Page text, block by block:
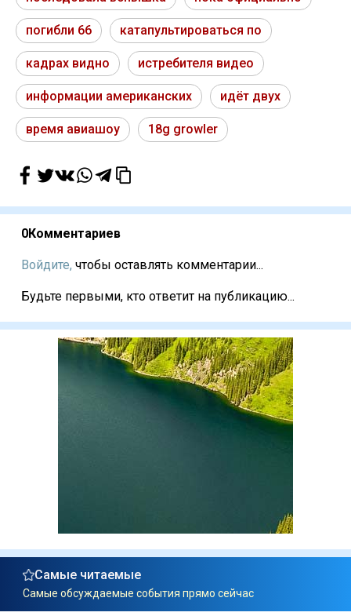
погибли 66 катапультироваться по
кадрах видно истребителя видео
информации американских идёт двух
время авиашоу 18g growler
0Комментариев
Войдите, чтобы оставлять комментарии...
Будьте первыми, кто ответит на публикацию...
Самые читаемые
Самые обсуждаемые события прямо сейчас